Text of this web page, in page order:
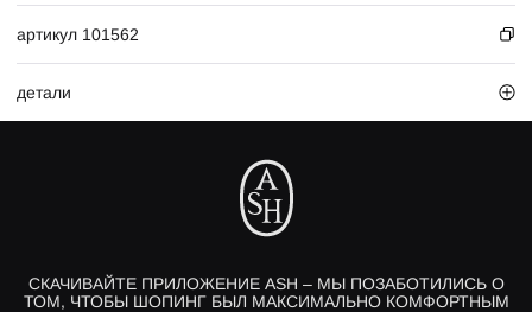
артикул 101562
детали
СКАЧИВАЙТЕ ПРИЛОЖЕНИЕ ASH – МЫ ПОЗАБОТИЛИСЬ О
ТОМ, ЧТОБЫ ШОПИНГ БЫЛ МАКСИМАЛЬНО КОМФОРТНЫМ